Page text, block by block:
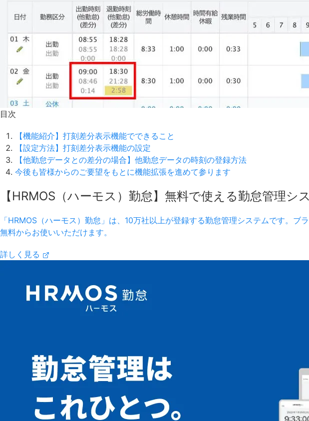
目次
【機能紹介】打刻差分表示機能でできること
【設定方法】打刻差分表示機能の設定
【他勤怠データとの差分の場合】他勤怠データの時刻の登録方法
今後も皆様からのご要望をもとに機能拡張を進めて参ります
【HRMOS（ハーモス）勤怠】無料で使える勤怠管理シ
「HRMOS（ハーモス）勤怠」は、10万社以上が登録する勤怠管理システムです。
無料からお使いいただけます。
詳しく見る